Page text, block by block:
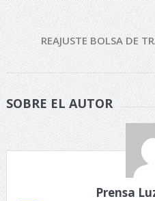
REAJUSTE BOLSA DE
SOBRE EL AUTOR
Prensa